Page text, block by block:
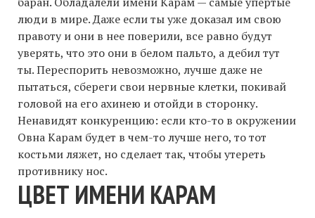
люди в мире. Даже если ты уже доказал им свою
правоту и они в нее поверили, все равно будут
уверять, что это они в белом пальто, а дебил тут
ты. Переспорить невозможно, лучше даже не
пытаться, сбереги свои нервные клетки, покивай
головой на его ахинею и отойди в сторонку.
Ненавидят конкуренцию: если кто-то в окружении
Овна Карам будет в чем-то лучше него, то тот
костьми ляжет, но сделает так, чтобы утереть
противнику нос.
ЦВЕТ ИМЕНИ КАРАМ